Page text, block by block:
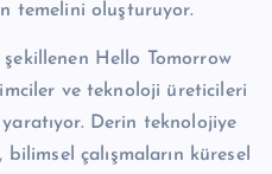
temelini oluşturuyor.
Hello Tomorrow
ve teknoloji üreticileri
Derin teknolojiye
çalışmaların küresel